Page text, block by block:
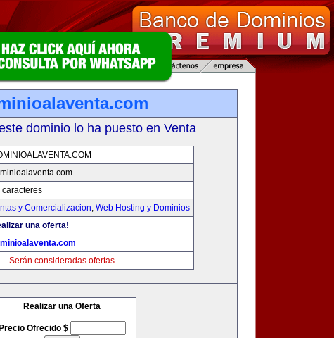
dominio lo ha puesto en Venta
caracteres
y Comercializacion, Web Hosting y Dominios
una oferta!
Serán consideradas ofertas
Realizar una Oferta
Precio Ofrecido $